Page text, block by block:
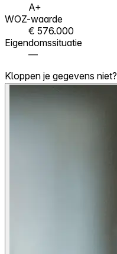
A+
WOZ-waarde
€ 576.000
Eigendomssituatie
—
Kloppen je gegevens niet?